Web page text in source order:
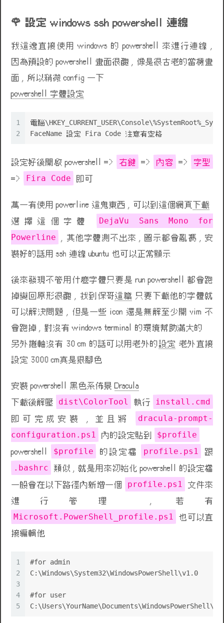
設定 windows ssh powershell 連線
我這邊直接使用 windows 的 powershell 來進行連線 ,
因為預設的 powershell 畫面很醜 , 像是很古老的當機畫
面 , 所以稍微 config 一下
powershell 字體設定
1
2
電腦
FaceName 設定 Fira Code 注意有空格
設定好後開啟 powershell => 右鍵 => 內容 => 字型
=> Fira Code 即可
萬一有使用 powerline 這鬼東西 , 可以到這個網頁 下載
選擇這個字體
DejaVu Sans Mono for
Powerline
, 其他字體測不出來 , 圖示都會亂碼 , 安
裝好的話用 ssh 連線 ubuntu 也可以正常顯示
後來發現不管用什麼字體只要是 run powershell 都會跑
掉變回原形很醜 , 找到保哥這篇 只要下載他的字體就
可以解決問題 , 但是一些 icon 還是無解至少開 vim 不
會跑掉 , 對沒有 windows terminal 的環境幫助滿大的
另外捲軸沒有 30 cm 的話可以用老外的設定 老外直接
設定 3000 cm真是狠腳色
安裝 powershell 黑色系佈景 Dracula
下載後解壓
dist\ColorTool 執行 install.cmd
即可完成安裝 , 並且將
dracula-prompt-
configuration.ps1
內的設定貼到 $profile
powershell $profile 的設定檔 profile.ps1 跟
.bashrc
類似 , 就是用來初始化 powershell 的設定檔
一般會在以下路徑內新增一個
profile.ps1
文件來
進行管理 , 若有
Microsoft.PowerShell_profile.ps1
也可以直
接編輯他
1
2
3
4
5
#for admin
C:\Windows\System32\WindowsPowerShell\v1.0
#for user
C:\Users\YourName\Documents\WindowsPowerShell\